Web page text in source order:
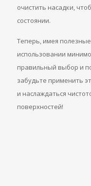
очистить насадки,
состоянии.
Теперь, имея
использовании
правильный выбор и
забудьте применить
и наслаждаться
поверхностей!